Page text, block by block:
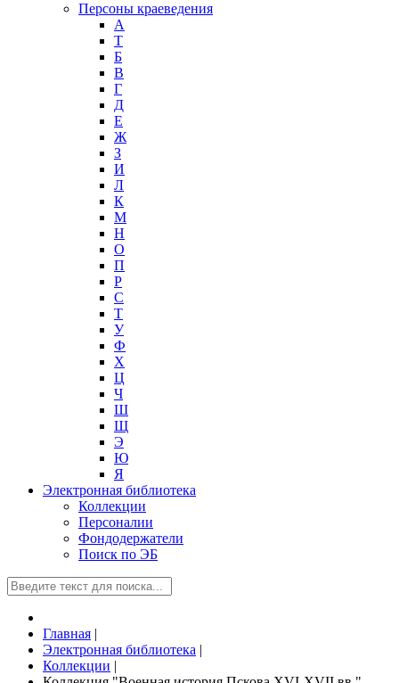
Персоны краеведения
А
T
Б
В
Г
Д
Е
Ж
З
И
Л
К
М
Н
О
П
Р
С
Т
У
Ф
Х
Ц
Ч
Ш
Щ
Э
Ю
Я
Электронная библиотека
Коллекции
Персоналии
Фондодержатели
Поиск по ЭБ
Главная |
Электронная библиотека |
Коллекции |